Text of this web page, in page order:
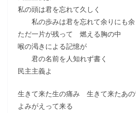
私の頭は君を忘れて久しく
私の歩みは君を忘れて余りにも余
ただ一片が残って 燃える胸の中
喉の渇きによる記憶が
君の名前を人知れず書く
民主主義よ
生きて来た生の痛み 生きて来たあ
よみがえって来る